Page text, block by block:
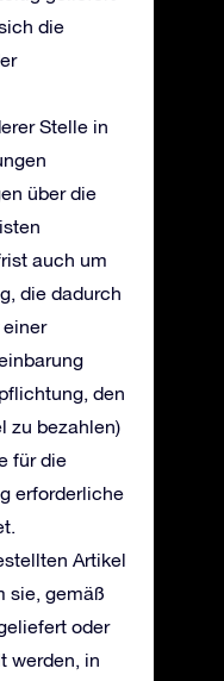
die
Stelle in
über die
auch um
die dadurch
den
zu bezahlen)
für die
erforderliche
Artikel
sie, gemäß
oder
werden, in